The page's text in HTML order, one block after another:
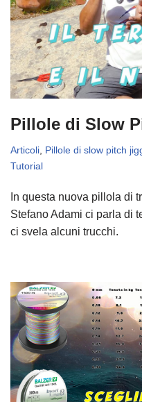
Pillole di Slow
Articoli Pillole di slow pitch
Tutorial
In questa nuova pillola di
Stefano Adami ci parla di
ci svela alcuni trucchi.